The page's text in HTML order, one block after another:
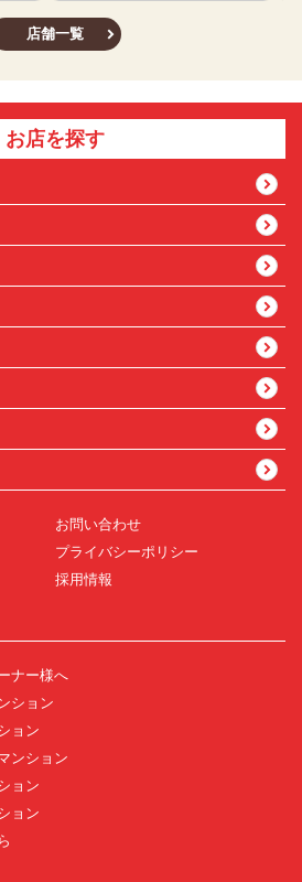
店舗一覧
お店を探す
お問い合わせ
プライバシーポリシー
採用情報
ナー様へ
ション
ョン
ンション
ョン
ョン